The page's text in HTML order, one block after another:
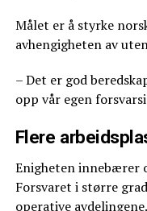
Målet er å styrke
avhengigheten av
– Det er god
opp vår egen
Flere
Enigheten innebærer
Forsvaret i større
operative avdelingene.